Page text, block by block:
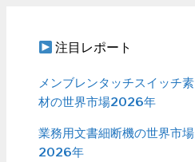
注目レポート
メンブレンタッチスイッチ素
材の世界市場2026年
業務用文書細断機の世界市場
2026年